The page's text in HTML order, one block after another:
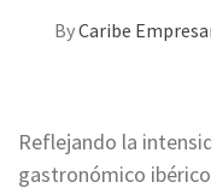
ByCaribe
Reflejando la
gastronómico